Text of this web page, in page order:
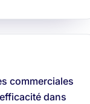
commerciales
dans